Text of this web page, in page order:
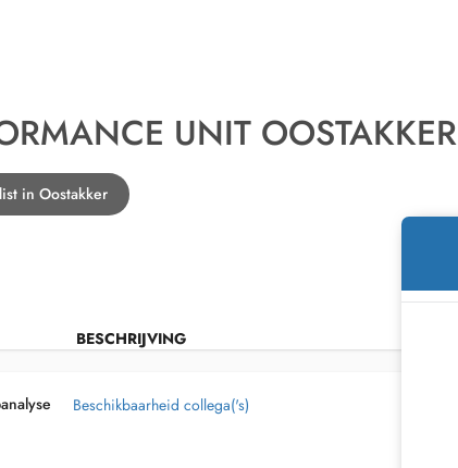
UNIT OOSTAKKER
in Oostakker
BESCHRIJVING
Beschikbaarheid collega('s)